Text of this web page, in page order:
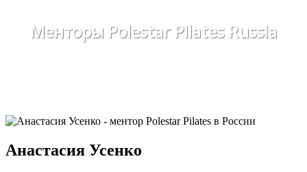
Менторы Polestar Pilates Russia
Анастасия Усенко